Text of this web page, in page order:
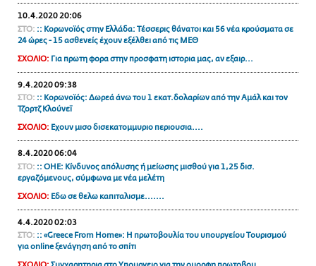
10.4.2020 20:06
ΣΤΟ: :: Κορωνοϊός στην Ελλάδα: Τέσσερις θάνατοι και 56 νέα κρούσματα σε
24 ώρες - 15 ασθενείς έχουν εξέλθει από τις ΜΕΘ
ΣΧΟΛΙΟ: Για πρωτη φορα στην προσφατη ιστορια μας, αν εξαιρ...
9.4.2020 09:38
ΣΤΟ: :: Κορωνοϊός: Δωρεά άνω του 1 εκατ.δολαρίων από την Αμάλ και τον
Τζορτζ Κλούνεϊ
ΣΧΟΛΙΟ: Εχουν μισο δισεκατομμυριο περιουσια....
8.4.2020 06:04
ΣΤΟ: :: ΟΗΕ: Κίνδυνος απόλυσης ή μείωσης μισθού για 1,25 δισ.
εργαζόμενους, σύμφωνα με νέα μελέτη
ΣΧΟΛΙΟ: Εδω σε θελω καπιταλισμε.......
4.4.2020 02:03
ΣΤΟ: :: «Greece From Home»: Η πρωτοβουλία του υπουργείου Τουρισμού
για online ξενάγηση από το σπίτι